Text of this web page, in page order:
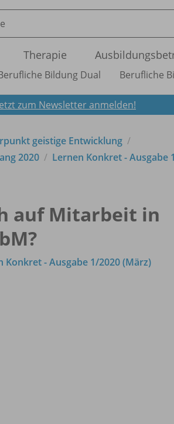
Therapie
Bildung Dual Berufliche
zum Newsletter anmelden!
geistige Entwicklung
2020
Lernen Konkret - Ausgabe
auf Mitarbeit in
Konkret - Ausgabe 1/2020 (März)